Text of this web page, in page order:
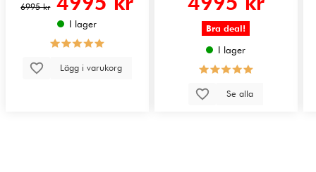
6995 kr
I lager
Lägg i varukorg
Bra deal!
I lager
Se alla